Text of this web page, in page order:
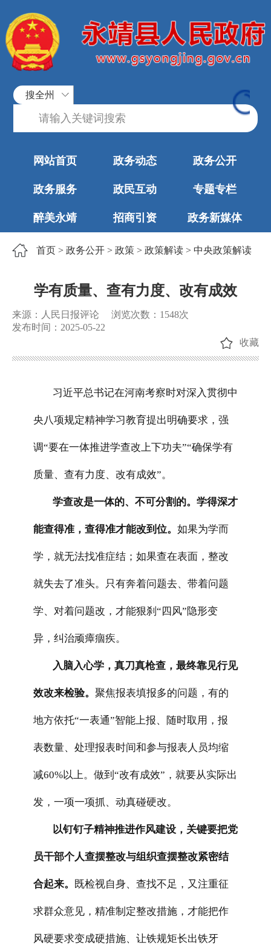
搜全州
网站首页 政务动态 政务公开
政务服务 政民互动 专题专栏
醉美永靖 招商引资 政务新媒体
首页 > 政务公开 > 政策 > 政策解读 > 中央政策解读
学有质量、查有力度、改有成效
来源：人民日报评论 浏览次数： 1548次
发布时间：2025-05-22
收藏
习近平总书记在河南考察时对深入贯彻中
央八项规定精神学习教育提出明确要求，强
调“要在一体推进学查改上下功夫”“确保学有
质量、查有力度、改有成效”。
学查改是一体的、不可分割的。学得深才
能查得准，查得准才能改到位。 如果为学而
学，就无法找准症结；如果查在表面，整改
就失去了准头。只有奔着问题去、带着问题
学、对着问题改，才能狠刹“四风”隐形变
异，纠治顽瘴痼疾。
入脑入心学，真刀真枪查，最终靠见行见
效改来检验。 聚焦报表填报多的问题，有的
地方依托“一表通”智能上报、随时取用，报
表数量、处理报表时间和参与报表人员均缩
减60%以上。做到“改有成效”，就要从实际出
发，一项一项抓、动真碰硬改。
以钉钉子精神推进作风建设，关键要把党
员干部个人查摆整改与组织查摆整改紧密结
合起来。 既检视自身、查找不足，又注重征
求群众意见，精准制定整改措施，才能把作
风硬要求变成硬措施、让铁规矩长出铁牙